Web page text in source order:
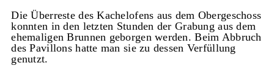
Die Überreste des Kachelofens aus dem Obergeschoss
konnten in den letzten Stunden der Grabung aus dem
ehemaligen Brunnen geborgen werden. Beim Abbruch
des Pavillons hatte man sie zu dessen Verfüllung
genutzt.